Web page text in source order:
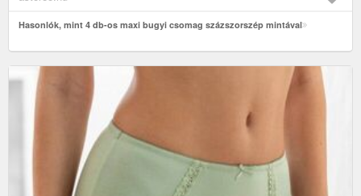
Hasonlók, mint 4 db-os maxi bugyi csomag százszorszép mintával